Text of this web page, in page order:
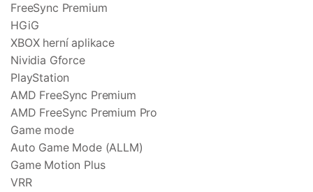
FreeSync Premium
HGiG
XBOX herní aplikace
Nividia Gforce
PlayStation
AMD FreeSync Premium
AMD FreeSync Premium Pro
Game mode
Auto Game Mode (ALLM)
Game Motion Plus
VRR